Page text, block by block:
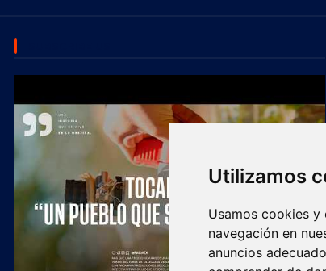
Utilizamos
Usamos cookies
navegación en
anuncios